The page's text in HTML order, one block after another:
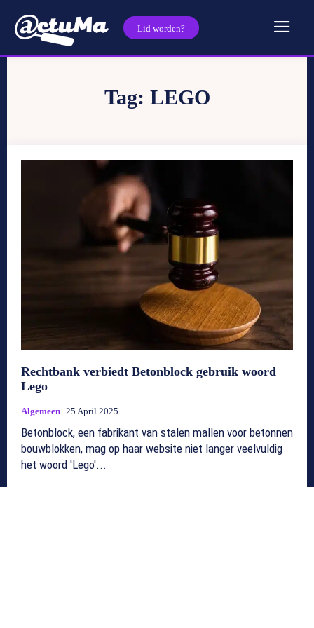
Lid worden?
Tag: LEGO
Rechtbank verbiedt Betonblock gebruik woord
Lego
Algemeen 25 April 2025
Betonblock, een fabrikant van stalen mallen voor betonnen
bouwblokken, mag op haar website niet langer veelvuldig
het woord 'Lego'...